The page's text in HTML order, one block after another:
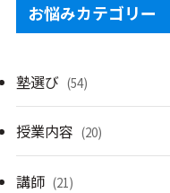
お悩みカテゴリー
塾選び (54)
授業内容 (20)
講師 (21)